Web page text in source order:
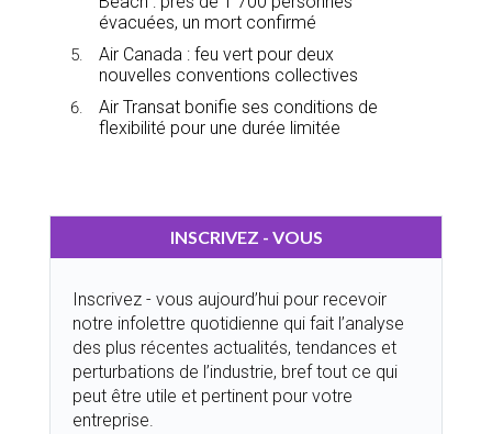
évacuées, un mort confirmé
Air Canada : feu vert pour deux
nouvelles conventions collectives
Air Transat bonifie ses conditions de
flexibilité pour une durée limitée
INSCRIVEZ - VOUS
Inscrivez - vous aujourd’hui pour recevoir
notre infolettre quotidienne qui fait l’analyse
des plus récentes actualités, tendances et
perturbations de l’industrie, bref tout ce qui
peut être utile et pertinent pour votre
entreprise.